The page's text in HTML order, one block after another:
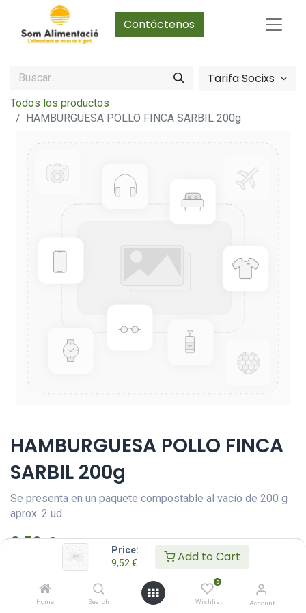
Price:
9,52 € Add to Cart
Home Search
0
Wishlist Account
Contáctenos
Tarifa Socixs
Todos los productos
HAMBURGUESA POLLO FINCA SARBIL 200g
HAMBURGUESA POLLO FINCA
SARBIL 200g
Se presenta en un paquete compostable al vacío de 200 g
aprox. 2 ud
9,52€ IVA Incluido
Añadir a lista de deseos